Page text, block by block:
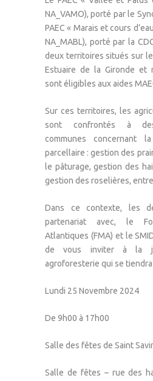
NA_VAMO), porté par le
PAEC « Marais et cours
NA_MABL), porté par la
deux territoires situés sur
Estuaire de la Gironde et
sont éligibles aux aides
Sur ces territoires, les
sont confrontés à des
communes concernant
parcellaire : gestion des
le pâturage, gestion des
gestion des roselières,
Dans ce contexte, les
partenariat avec, le
Atlantiques (FMA) et le
de vous inviter à la
agroforesterie qui se tiendra
Lundi 25 Novembre 2024
De 9h00 à 17h00
Salle des fêtes de Saint
Salle de fêtes – rue des